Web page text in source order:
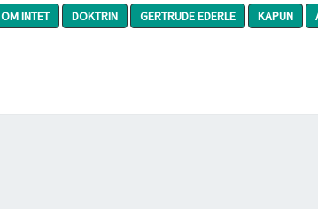
INTET DOKTRIN GERTRUDE EDERLE KAPUN